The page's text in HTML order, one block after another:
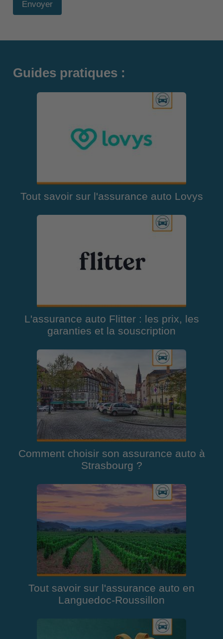
Envoyer
Guides pratiques :
Tout savoir sur l'assurance auto Lovys
L'assurance auto Flitter : les prix, les
garanties et la souscription
Comment choisir son assurance auto à
Strasbourg ?
Tout savoir sur l'assurance auto en
Languedoc-Roussillon